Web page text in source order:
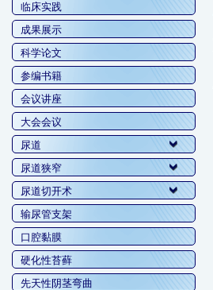
临床实践
成果展示
科学论文
参编书籍
会议讲座
大会会议
尿道
尿道狭窄
尿道切开术
输尿管支架
口腔黏膜
硬化性苔藓
先天性阴茎弯曲